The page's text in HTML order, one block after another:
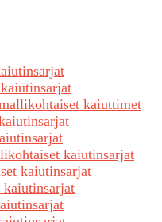
kaiuttimet
kaiutinsarjat
kaiutinsarjat